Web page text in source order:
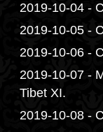
2019-10-04 -
2019-10-05 -
2019-10-06 -
2019-10-07 -
Tibet XI.
2019-10-08 -